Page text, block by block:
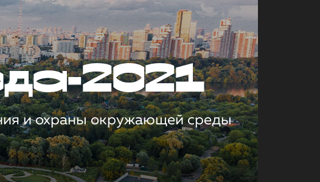
2021
и охраны окружающей среды